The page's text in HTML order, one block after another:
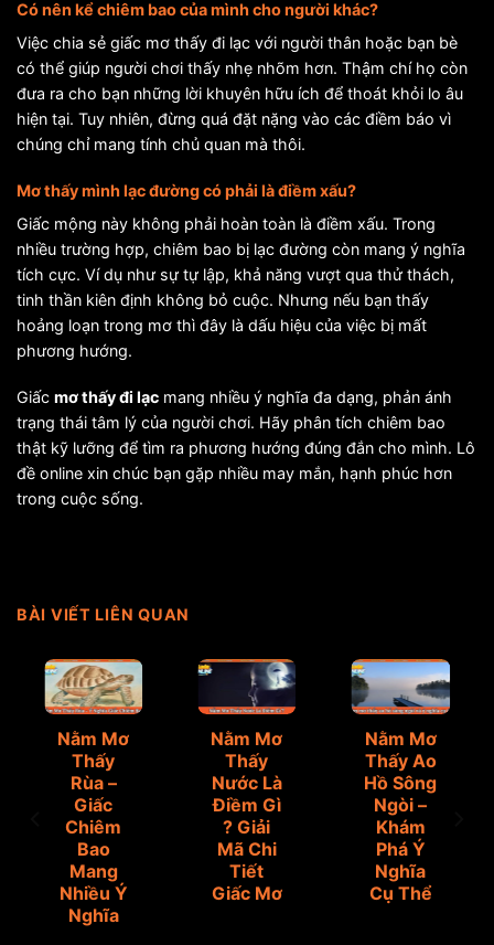
Có nên kể chiêm bao của mình cho người khác?
Việc chia sẻ giấc mơ thấy đi lạc với người thân hoặc bạn bè
có thể giúp người chơi thấy nhẹ nhõm hơn. Thậm chí họ còn
đưa ra cho bạn những lời khuyên hữu ích để thoát khỏi lo âu
hiện tại. Tuy nhiên, đừng quá đặt nặng vào các điềm báo vì
chúng chỉ mang tính chủ quan mà thôi.
Mơ thấy mình lạc đường có phải là điềm xấu?
Giấc mộng này không phải hoàn toàn là điềm xấu. Trong
nhiều trường hợp, chiêm bao bị lạc đường còn mang ý nghĩa
tích cực. Ví dụ như sự tự lập, khả năng vượt qua thử thách,
tinh thần kiên định không bỏ cuộc. Nhưng nếu bạn thấy
hoảng loạn trong mơ thì đây là dấu hiệu của việc bị mất
phương hướng.
Giấc mơ thấy đi lạc mang nhiều ý nghĩa đa dạng, phản ánh
trạng thái tâm lý của người chơi. Hãy phân tích chiêm bao
thật kỹ lưỡng để tìm ra phương hướng đúng đắn cho mình. Lô
đề online xin chúc bạn gặp nhiều may mắn, hạnh phúc hơn
trong cuộc sống.
BÀI VIẾT LIÊN QUAN
Nằm Mơ
Thấy
Rùa –
Giấc
Chiêm
Bao
Mang
Nhiều Ý
Nghĩa
Nằm Mơ
Thấy
Nước Là
Điềm Gì
? Giải
Mã Chi
Tiết
Giấc Mơ
Nằm Mơ
Thấy Ao
Hồ Sông
Ngòi –
Khám
Phá Ý
Nghĩa
Cụ Thể